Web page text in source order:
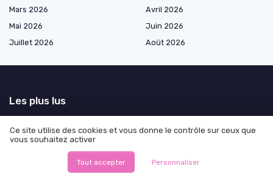
Mars 2026
Avril 2026
Mai 2026
Juin 2026
Juillet 2026
Août 2026
Les plus lus
Onlyfans leaks sites : comment protéger votre contenu
Une anecdote personnelle amusante pour égayer votre journée
Nom de groupe whatsapp : astuces et idées pour choisir le meilleur
Ce site utilise des cookies et vous donne le contrôle sur ceux que
vous souhaitez activer
Tout accepter Personnaliser